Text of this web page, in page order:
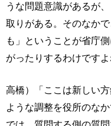
うな問題意識があるが
取りがある。そのなか
も」ということが省庁
がったりするわけですよ
高橋）「ここは新しい
ような調整を役所のな